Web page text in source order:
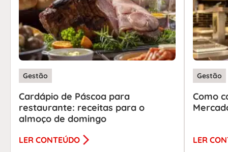
Gestão
Cardápio de Páscoa para
restaurante: receitas para o
almoço de domingo
LER CONTEÚDO
Gestão
Como
LER